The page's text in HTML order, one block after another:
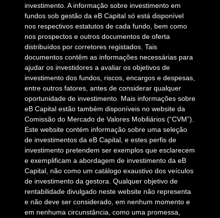
investimento. A informação sobre investimento em
fundos sob gestão da eB Capital só está disponível
nos respectivos estatutos de cada fundo, bem como
nos prospectos e outros documentos de oferta
distribuídos por corretores registados. Tais
documentos contêm as informações necessárias para
ajudar os investidores a avaliar os objetivos de
investimento dos fundos, riscos, encargos e despesas,
entre outros fatores, antes de considerar qualquer
oportunidade de investimento. Mais informações sobre
eB Capital estão também disponíveis no website da
Comissão do Mercado de Valores Mobiliários (“CVM”).
Este website contém informação sobre uma seleção
de investimentos da eB Capital, e estes perfis de
investimento pretendem ser exemplos que esclarecem
e exemplificam a abordagem de investimento da eB
Capital, não como um catálogo exaustivo dos veículos
de investimento da gestora. Qualquer objetivo de
rentabilidade divulgado neste website não representa
e não deve ser considerado, em nenhum momento e
em nenhuma circunstância, como uma promessa,